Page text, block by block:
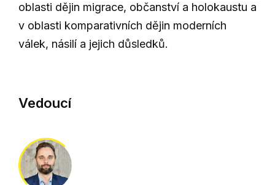
oblasti dějin migrace, občanství a holokaustu a
v oblasti komparativních dějin moderních
válek, násilí a jejich důsledků.
Vedoucí